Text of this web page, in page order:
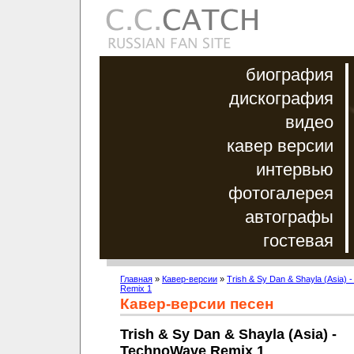
биография
дискография
видео
кавер версии
интервью
фотогалерея
автографы
гостевая
Главная » Кавер-версии » Trish & Sy Dan & Shayla (Asia)
Remix 1
Кавер-версии песен
Trish & Sy Dan & Shayla (Asia) -